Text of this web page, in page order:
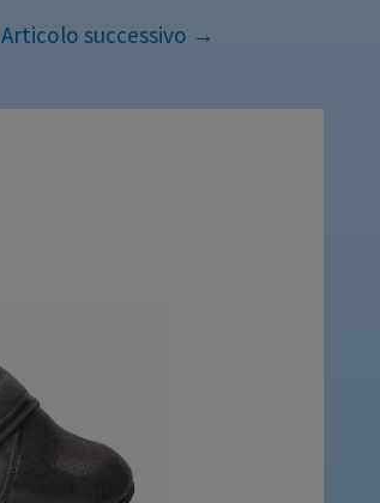
Articolo successivo →